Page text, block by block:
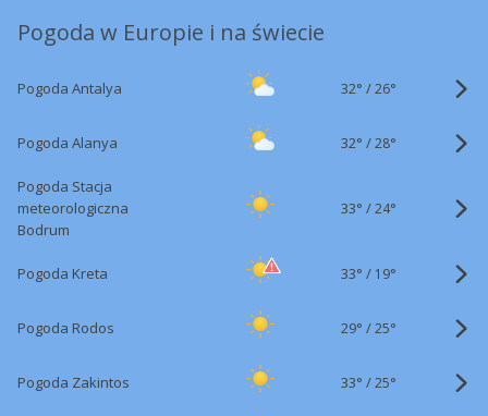
Pogoda w Europie i na świecie
Pogoda Antalya 32° /26°
Pogoda Alanya 32° /28°
Pogoda Stacja
meteorologiczna
Bodrum
33° /24°
Pogoda Kreta 33° / 19°
Pogoda Rodos 29° /25°
Pogoda Zakintos 33° /25°